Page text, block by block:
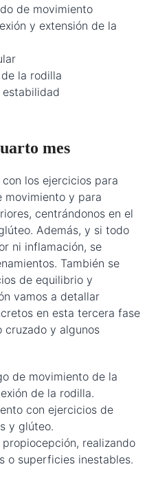
de movimiento
y extensión de la
la rodilla
mes
los ejercicios para
movimiento y para
centrándonos en el
Además, y si todo
ni inflamación, se
También se
de equilibrio y
vamos a detallar
en esta tercera fase
y algunos
de movimiento de la
de la rodilla.
con ejercicios de
y glúteo.
realizando
o superficies inestables.